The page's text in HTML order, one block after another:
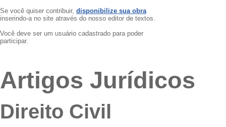
Se você quiser contribuir, disponibilize sua obra
inserindo-a no site através do nosso editor de textos.
Você deve ser um usuário cadastrado para poder
participar.
Artigos Jurídicos
Direito Civil